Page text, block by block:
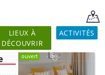
LIEUX À
DÉCOUVRIR
ACTIVITÉS
ouvert